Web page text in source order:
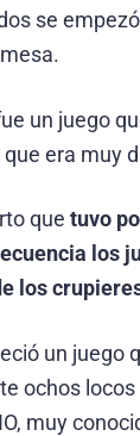
se
un juego
era muy
que tuvo
los
los
un juego
ochos
muy